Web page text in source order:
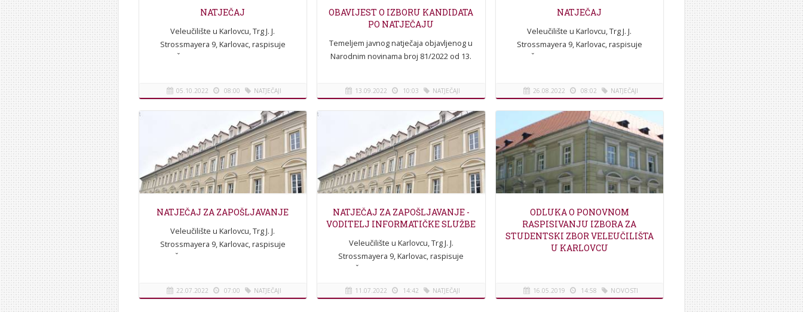
NATJEČAJ
Veleučilište u Karlovcu, Trg J. J.
Strossmayera 9, Karlovac, raspisuje
NATJEČAJ 1. Raspisuje se javni natječaj
05.10.2022 08:00 NATJEČAJI
OBAVIJEST O IZBORU KANDIDATA
PO NATJEČAJU
Temeljem javnog natječaja objavljenog u
Narodnim novinama broj 81/2022 od 13.
stranicama...
[više]
13.09.2022 10:03 NATJEČAJI
NATJEČAJ
Veleučilište u Karlovcu, Trg J. J.
Strossmayera 9, Karlovac, raspisuje
NATJEČAJ 1. Raspisuje se javni natječaj
[više]
26.08.2022 08:02 NATJEČAJI
NATJEČAJ ZA ZAPOŠLJAVANJE
Veleučilište u Karlovcu, Trg J. J.
Strossmayera 9, Karlovac, raspisuje
NATJEČAJza zapošljavanje I. Raspisuje
22.07.2022 07:00 NATJEČAJI
NATJEČAJ ZA ZAPOŠLJAVANJE -
VODITELJ INFORMATIČKE SLUŽBE
Veleučilište u Karlovcu, Trg J. J.
Strossmayera 9, Karlovac, raspisuje
NATJEČAJ za zapošljavanje I. Raspisuje
jednog...
11.07.2022 14:42 NATJEČAJI
ODLUKA O PONOVNOM
RASPISIVANJU IZBORA ZA
STUDENTSKI ZBOR VELEUČILIŠTA
U KARLOVCU
16.05.2019 14:58 NOVOSTI